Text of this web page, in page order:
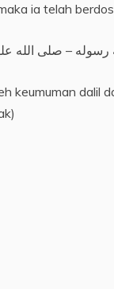
ia telah
keumuman dalil